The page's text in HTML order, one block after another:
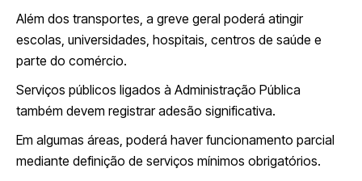
Além dos transportes, a greve geral poderá atingir
escolas, universidades, hospitais, centros de saúde e
parte do comércio.
Serviços públicos ligados à Administração Pública
também devem registrar adesão significativa.
Em algumas áreas, poderá haver funcionamento parcial
mediante definição de serviços mínimos obrigatórios.